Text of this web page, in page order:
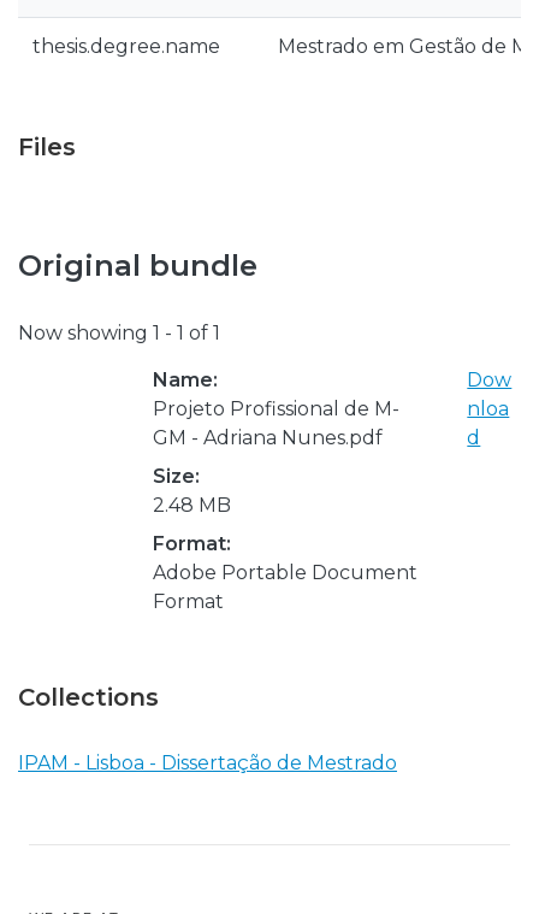
thesis.degree.name Mestrado em Gestão de
Files
Original bundle
Now showing 1 - 1 of 1
Name:
Projeto Profissional de M-
GM - Adriana Nunes.pdf
Size:
2.48 MB
Format:
Adobe Portable Document
Format
Dow
nloa
d
Collections
IPAM - Lisboa - Dissertação de Mestrado